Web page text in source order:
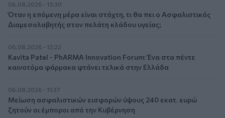
06.08.2026 - 13:30
Όταν η επόμενη μέρα είναι στάχτη, τι θα πει ο Ασφαλιστικός
Διαμεσολαβητής στον πελάτη κλάδου υγείας;
06.08.2026 - 12:22
Kavita Patel - PhARMA Innovation Forum: Ένα στα πέντε
καινοτόμα φάρμακα φτάνει τελικά στην Ελλάδα
06.08.2026 - 11:37
Μείωση ασφαλιστικών εισφορών ύψους 240 εκατ. ευρώ
ζητούν οι έμποροι από την Κυβέρνηση